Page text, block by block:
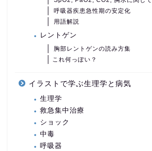
呼吸器疾患急性期の安定化
用語解説
レントゲン
胸部レントゲンの読み方集
これ何っぽい？
イラストで学ぶ生理学と病気
生理学
救急集中治療
ショック
中毒
呼吸器